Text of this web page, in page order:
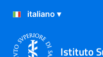
Istituto